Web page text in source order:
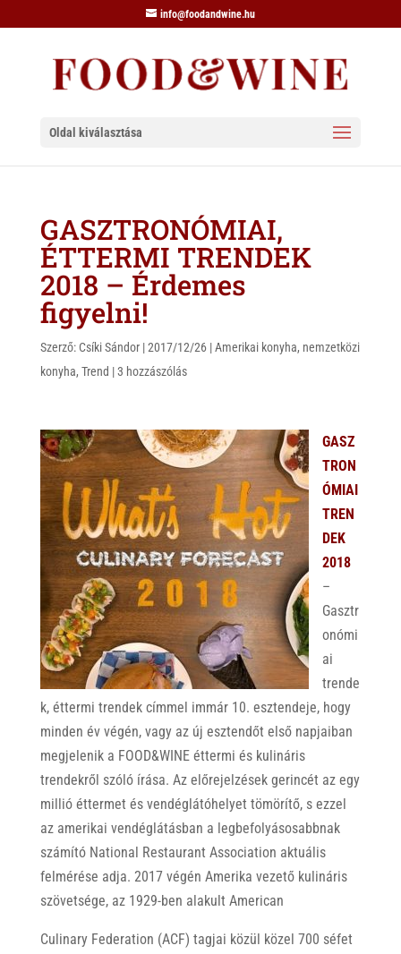
info@foodandwine.hu
Oldal kiválasztása
GASZTRONÓMIAI,
ÉTTERMI TRENDEK
2018 – Érdemes
figyelni!
Szerző: Csíki Sándor|2017/12/26|Amerikai konyha, nemzetközi
konyha, Trend |3 hozzászólás
GASZ
TRON
ÓMIAI
TREN
DEK
2018
–
Gasztr
onómi
ai
trende
k, éttermi trendek címmel immár 10. esztendeje, hogy
minden év végén, vagy az új esztendőt első napjaiban
megjelenik a FOOD&WINE éttermi és kulináris
trendekről szóló írása. Az előrejelzések gerincét az egy
millió éttermet és vendéglátóhelyet tömörítő, s ezzel
az amerikai vendéglátásban a legbefolyásosabbnak
számító National Restaurant Association aktuális
felmérése adja. 2017 végén Amerika vezető kulináris
szövetsége, az 1929-ben alakult American
Culinary Federation (ACF) tagjai közül közel 700 séfet